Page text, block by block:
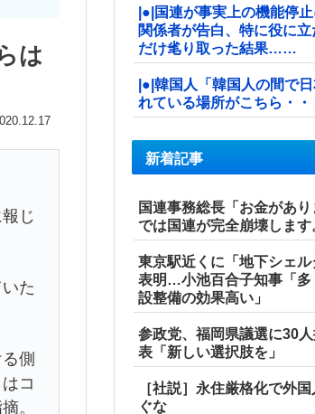
は
じ
た
側
コ
。
|●|国連が事実上の機能停
関係者が告白、特に役に
だけ毟り取った結果……
|●|韓国人「韓国人の間で
れている場所がこちら・・
新着記事
国連事務総長「お金があ
では国連が完全崩壊します
東京駅近くに「地下シェ
表明…小池百合子知事「多
設整備の効果高い」
参政党、福岡県議選に30
表「新しい選択肢を」
［社説］永住厳格化で外
ぐな